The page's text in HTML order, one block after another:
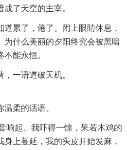
了天空的主宰。
累了，倦了。闭上眼睛休息，
为什么美丽的夕阳终究会被黑暗
能永恒。
一语道破天机。
柔的话语。
响起。我吓得一惊，呆若木鸡的
上蔓延，我的头皮开始发麻，